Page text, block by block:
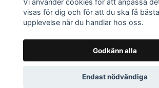
© 2026 Nolbox AB
visas för dig och för att du ska få
upplevelse när du handlar hos oss.
Godkänn alla
Endast nödvändiga